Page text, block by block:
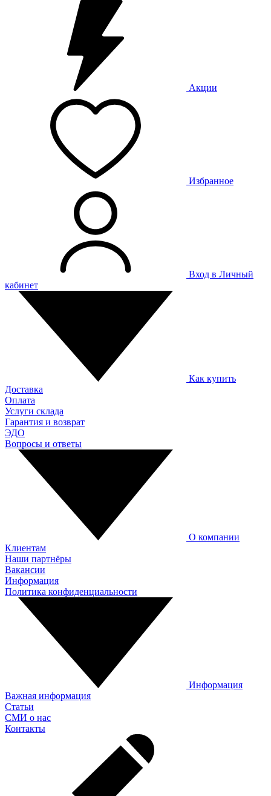
Акции
Избранное
Вход в Личный
кабинет
Как купить
Доставка
Оплата
Услуги склада
Гарантия и возврат
ЭДО
Вопросы и ответы
О компании
Клиентам
Наши партнёры
Вакансии
Информация
Политика конфиденциальности
Информация
Важная информация
Статьи
СМИ о нас
Контакты